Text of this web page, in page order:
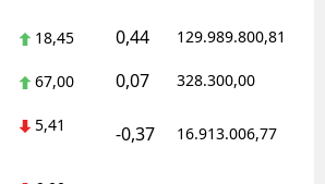
18,45 0,44 129.989.800,81
67,00 0,07 328.300,00
5,41 -0,37 16.913.006,77